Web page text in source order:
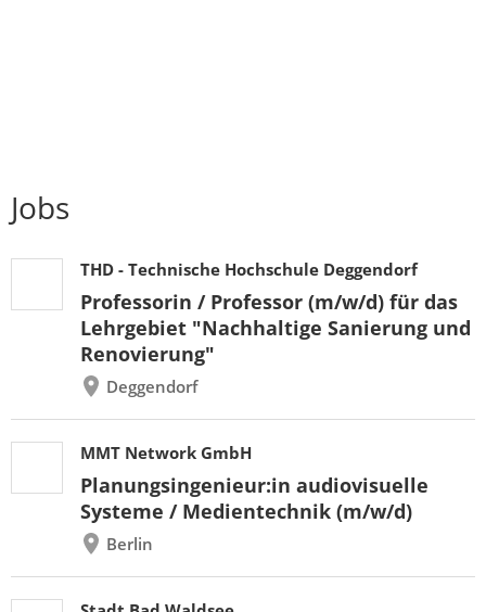
Jobs
THD - Technische Hochschule Deggendorf
Professorin / Professor (m/w/d) für das
Lehrgebiet "Nachhaltige Sanierung und
Renovierung"
Deggendorf
MMT Network GmbH
Planungsingenieur:in audiovisuelle
Systeme / Medientechnik (m/w/d)
Berlin